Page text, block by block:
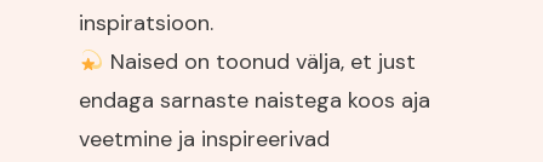
inspiratsioon.
Naised on toonud välja, et just
endaga sarnaste naistega koos aja
veetmine ja inspireerivad